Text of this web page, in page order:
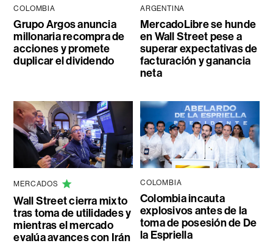
COLOMBIA
Grupo Argos anuncia
millonaria recompra de
acciones y promete
duplicar el dividendo
ARGENTINA
MercadoLibre se hunde
en Wall Street pese a
superar expectativas de
facturación y ganancia
neta
MERCADOS
Wall Street cierra mixto
tras toma de utilidades y
mientras el mercado
evalúa avances con Irán
COLOMBIA
Colombia incauta
explosivos antes de la
toma de posesión de De
la Espriella